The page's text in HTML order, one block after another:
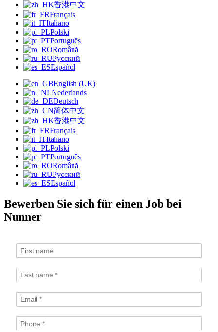
香港中文
Français
Italiano
Polski
Português
Română
Русский
Español
English (UK)
Nederlands
Deutsch
简体中文
香港中文
Français
Italiano
Polski
Português
Română
Русский
Español
Bewerben Sie sich für einen Job bei
Nunner